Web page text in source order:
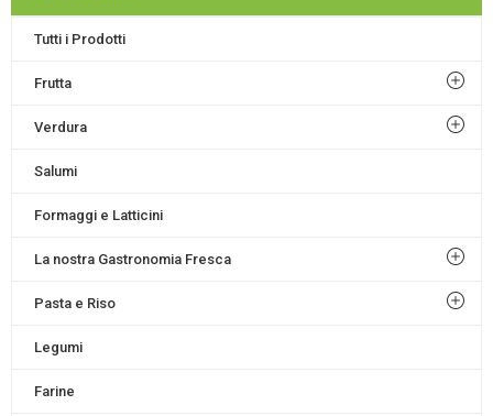
Tutti i Prodotti
Frutta
Verdura
Salumi
Formaggi e Latticini
La nostra Gastronomia Fresca
Pasta e Riso
Legumi
Farine